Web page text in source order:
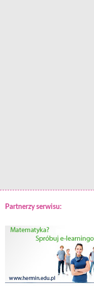
Partnerzy serwisu: